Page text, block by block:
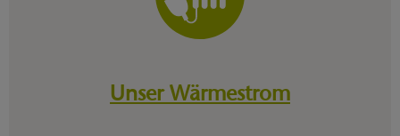
Unser Wärmestrom